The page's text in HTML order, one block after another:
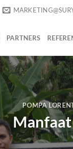
PARTNERS
POMPA